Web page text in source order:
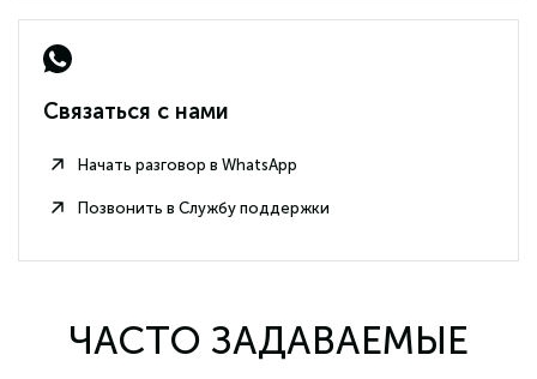
Связаться с нами
Начать разговор в WhatsApp
Позвонить в Службу поддержки
ЧАСТО ЗАДАВАЕМЫЕ